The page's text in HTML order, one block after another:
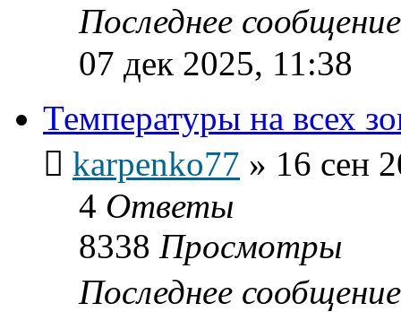
Последнее
07 дек 2025, 11:38
Температуры на всех
karpenko77 » 16 сен
4 Ответы
8338 Просмотры
Последнее